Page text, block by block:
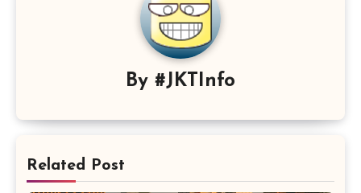
By #JKTInfo
Related Post